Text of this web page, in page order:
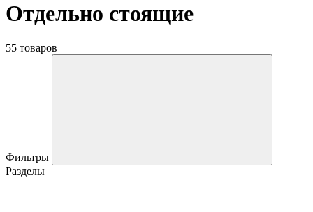
Отдельно стоящие
55 товаров
Фильтры
Разделы